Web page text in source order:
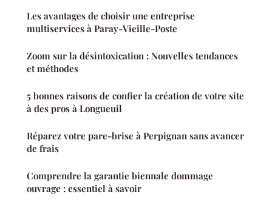
Les avantages de choisir une entreprise
multiservices à Paray-Vieille-Poste
Zoom sur la désintoxication : Nouvelles tendances
et méthodes
5 bonnes raisons de confier la création de votre site
à des pros à Longueuil
Réparez votre pare-brise à Perpignan sans avancer
de frais
Comprendre la garantie biennale dommage
ouvrage : essentiel à savoir